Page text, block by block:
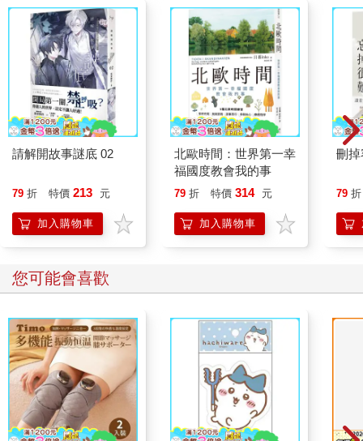
請解開故事謎底 02
79 折 特價 213 元
加入購物車
北歐時間：世界第一幸
福國度教會我的事
79 折 特價 314 元
加入購物車
刪
79 折
您可能會喜歡